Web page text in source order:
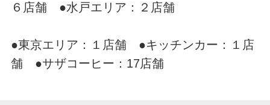
６店舗 ●水戸エリア：２店舗
●東京エリア：１店舗 ●キッチンカー：１店
舗 ●サザコーヒー：17店舗